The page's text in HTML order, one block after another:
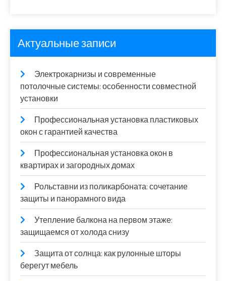
Актуальные записи
Электрокарнизы и современные
потолочные системы: особенности совместной
установки
Профессиональная установка пластиковых
окон с гарантией качества
Профессиональная установка окон в
квартирах и загородных домах
Рольставни из поликарбоната: сочетание
защиты и панорамного вида
Утепление балкона на первом этаже:
защищаемся от холода снизу
Защита от солнца: как рулонные шторы
берегут мебель